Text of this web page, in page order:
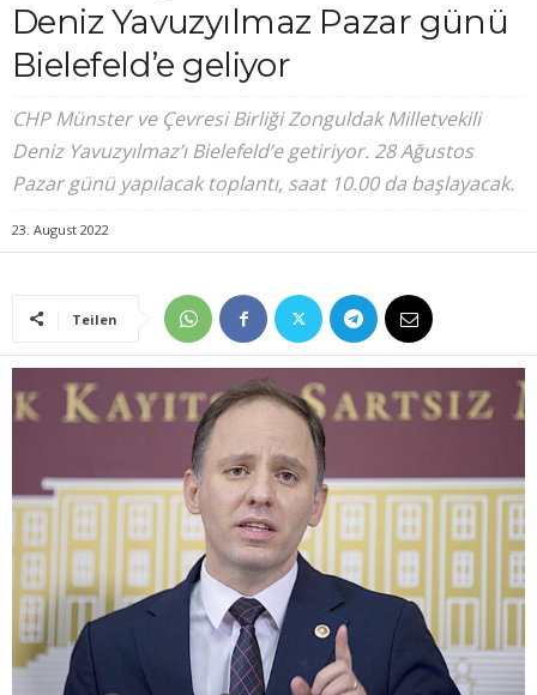
Deniz Yavuzyılmaz Pazar günü
Bielefeld’e geliyor
CHP Münster ve Çevresi Birliği Zonguldak Milletvekili
Deniz Yavuzyılmaz’ı Bielefeld’e getiriyor. 28 Ağustos
Pazar günü yapılacak toplantı, saat 10.00 da başlayacak.
23. August 2022
Teilen